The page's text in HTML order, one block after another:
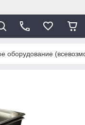
оборудование